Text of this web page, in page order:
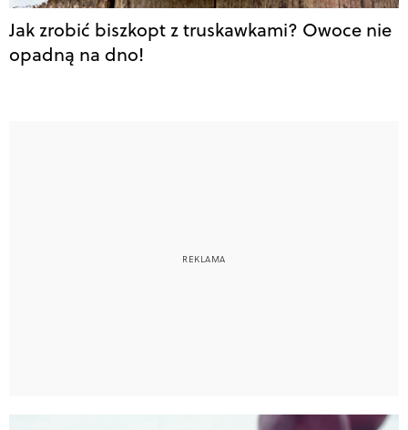
Jak zrobić biszkopt z truskawkami? Owoce nie
opadną na dno!